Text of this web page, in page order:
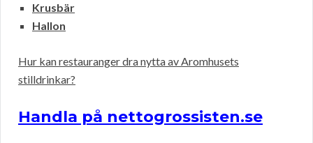
Krusbär
Hallon
Hur kan restauranger dra nytta av Aromhusets
stilldrinkar?
Handla på nettogrossisten.se